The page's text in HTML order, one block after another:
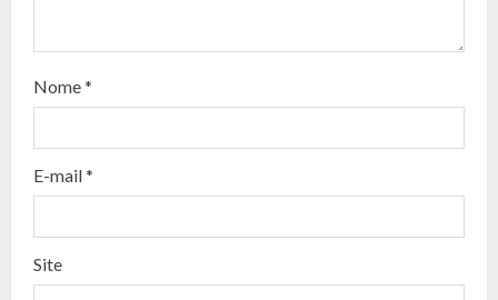
a
d
n
g
Nome*
E-mail*
Site